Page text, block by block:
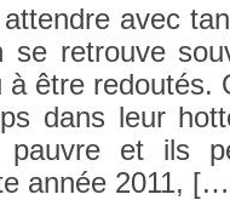
avec
retro­uve
être re­doutés.
dans leur
pauv­re et ils
année 2011,